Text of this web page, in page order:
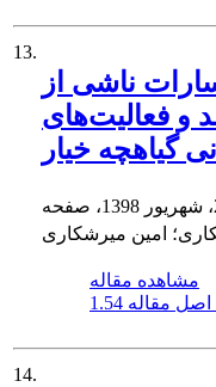
13.
ناشی از
و فعالیت‌های
امین میرشکاری
مشاهده مقاله
اصل مقاله
14.